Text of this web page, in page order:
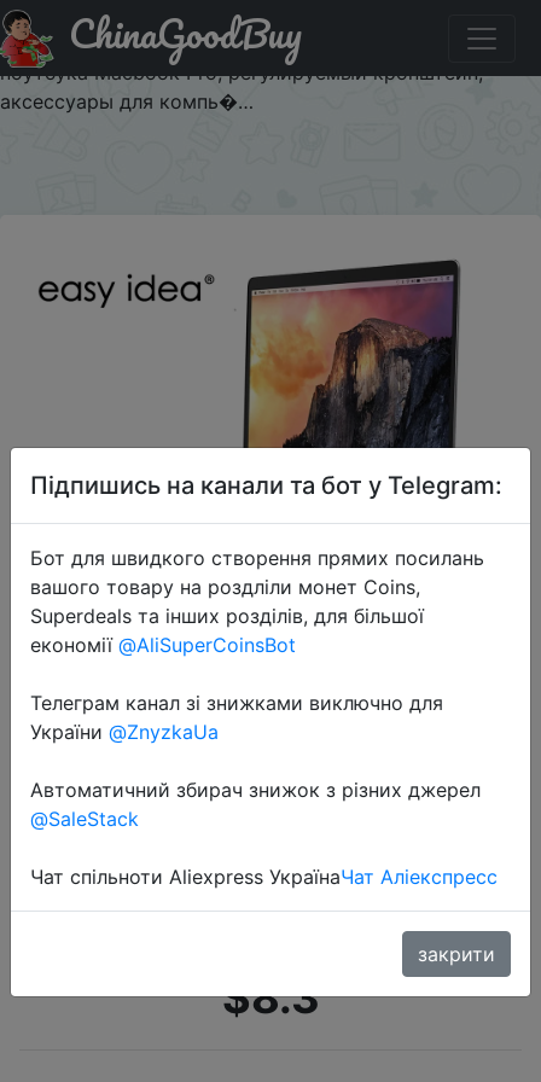
Придбати по акціи Портативная подставка для
ноутбука, алюминиевый складной держатель для
ноутбука Macbook Pro, регулируемый кронштейн,
аксессуары для компь�…
ChinaGoodBuy
2022-07-13
ноутбука, алюминиевый складной
держатель для ноутбука Macbook
Pro, регулируемый кронштейн,
аксессуары для компь�…
$8.3
Підпишись на канали та бот у Telegram:
Бот для швидкого створення прямих посилань
вашого товару на роздліли монет Coins,
Superdeals та інших розділів, для більшої
економії @AliSuperCoinsBot
Телеграм канал зі знижками виключно для
України @ZnyzkaUa
Автоматичний збирач знижок з різних джерел
@SaleStack
Чат спільноти Aliexpress УкраїнаЧат Аліекспресс
закрити